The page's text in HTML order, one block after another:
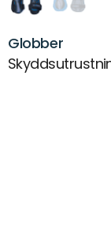
Globber